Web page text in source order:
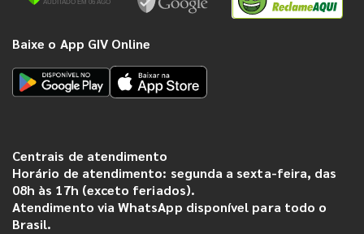
Baixe o App GIV Online
Centrais de atendimento
Horário de atendimento: segunda a sexta-feira, das
08h às 17h (exceto feriados).
Atendimento via WhatsApp disponível para todo o
Brasil.